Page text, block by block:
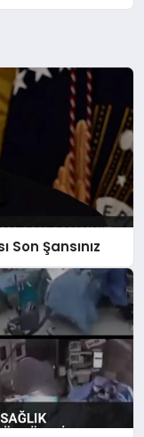
Son Şansınız